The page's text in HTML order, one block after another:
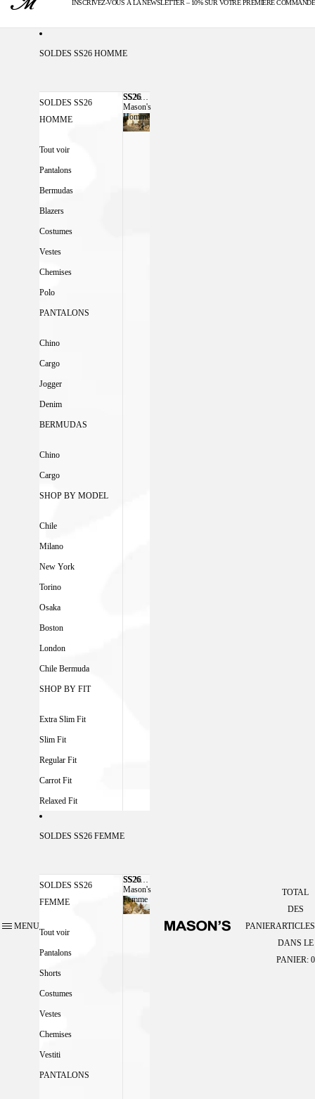
LIVRAISON OFFERTE AU-DESSUS DE 300€
INSCRIVEZ-VOUS À LA NEWSLETTER – 10% SUR VOTRE PREMIÈRE COMMANDE
MENU
SOLDES SS26 HOMME
SOLDES SS26
HOMME
Tout voir
Pantalons
Bermudas
Blazers
Costumes
Vestes
Chemises
Polo
PANTALONS
Chino
Cargo
Jogger
Denim
BERMUDAS
Chino
Cargo
SHOP BY MODEL
Chile
Milano
New York
Torino
Osaka
Boston
London
Chile Bermuda
SHOP BY FIT
Extra Slim Fit
Slim Fit
Regular Fit
Carrot Fit
Relaxed Fit
SS26
Mason's
Homme
SS26 MASON'S HOMME
SOLDES SS26 FEMME
SOLDES SS26
FEMME
Tout voir
Pantalons
Shorts
Costumes
Vestes
Chemises
Vestiti
PANTALONS
SS26
Mason's
Femme
SS26 MASON'S FEMME
PANIER
TOTAL
DES
ARTICLES
DANS LE
PANIER: 0